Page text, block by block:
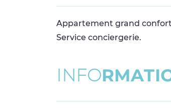
Appartement grand
Service conciergerie.
INFORMATI